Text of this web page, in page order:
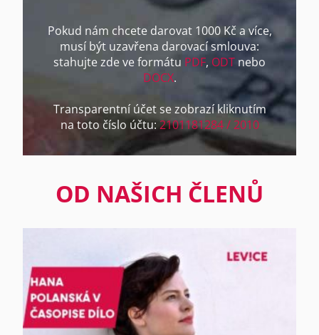
Pokud nám chcete darovat 1000 Kč a více,
musí být uzavřena darovací smlouva:
stahujte zde ve formátu PDF, ODT nebo
DOCX.
Transparentní účet se zobrazí kliknutím
na toto číslo účtu:2101181284 / 2010
OD NAŠICH ČLENŮ